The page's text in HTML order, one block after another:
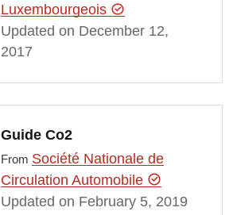
Luxembourgeois
Updated on December 12,
2017
Guide Co2
From Société Nationale de
Circulation Automobile
Updated on February 5, 2019